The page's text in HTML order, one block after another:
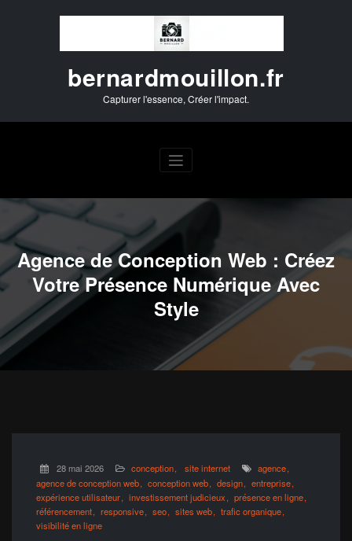
bernardmouillon.fr
Capturer l'essence, Créer l'impact.
Agence de Conception Web : Créez
Votre Présence Numérique Avec
Style
28 mai 2026 conception site internet
agence
agence de conception web
conception web design
entreprise
expérience utilisateur
investissement judicieux
présence en ligne
référencement
responsive seo sites web
trafic organique
visibilité en ligne